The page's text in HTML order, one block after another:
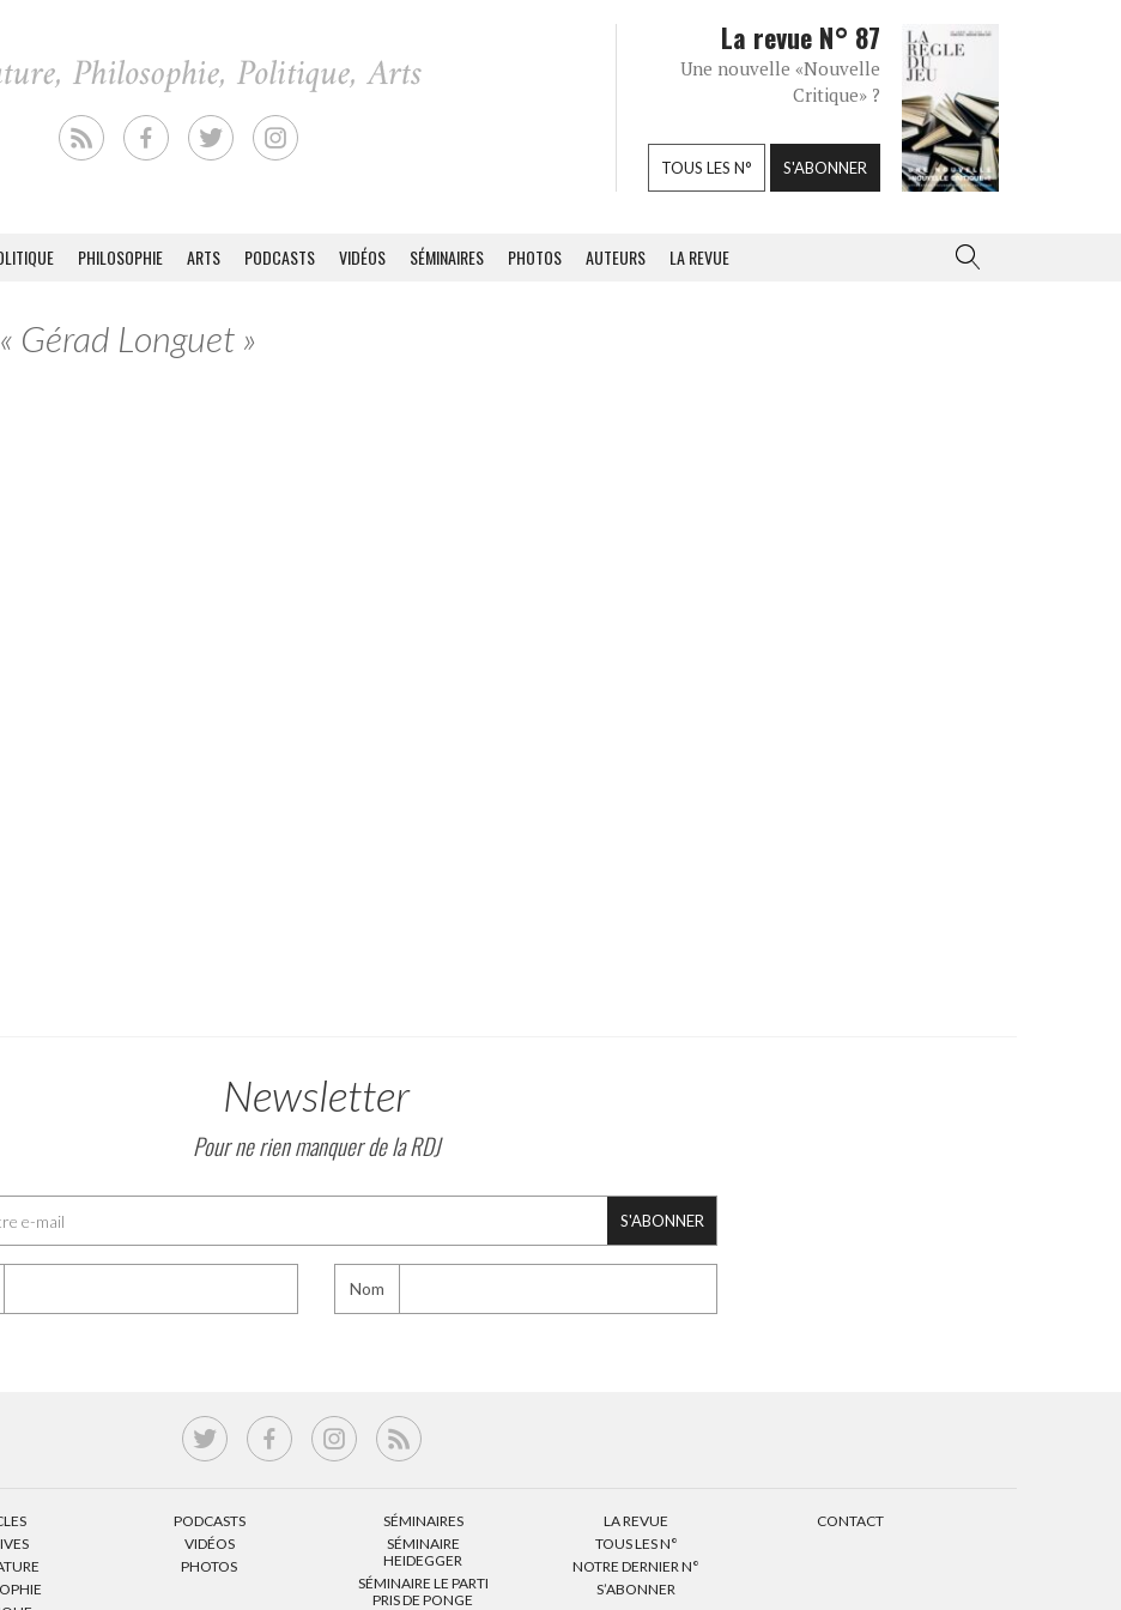
La revue N° 87
Une nouvelle «Nouvelle
Critique» ?
TOUS LES N° S'ABONNER
PHILOSOPHIE ARTS PODCASTS VIDÉOS SÉMINAIRES PHOTOS AUTEURS LA REVUE
Gérad Longuet »
Newsletter
Pour ne rien manquer de la RDJ
S'ABONNER
Nom
PODCASTS
VIDÉOS
PHOTOS
SÉMINAIRES
SÉMINAIRE
HEIDEGGER
SÉMINAIRE LE PARTI
PRIS DE PONGE
LA REVUE
TOUS LES N°
NOTRE DERNIER N°
S’ABONNER
CONTACT